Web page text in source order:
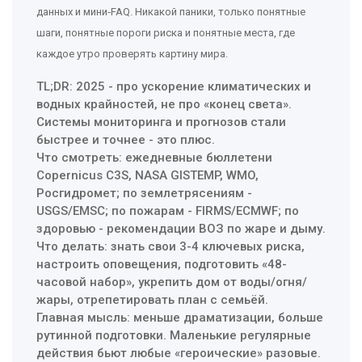
данных и мини‑FAQ. Никакой паники, только понятные
шаги, понятные пороги риска и понятные места, где
каждое утро проверять картину мира.
TL;DR: 2025 - про ускорение климатических и
водных крайностей, не про «конец света».
Системы мониторинга и прогнозов стали
быстрее и точнее - это плюс.
Что смотреть: ежедневные бюллетени
Copernicus C3S, NASA GISTEMP, WMO,
Росгидромет; по землетрясениям -
USGS/EMSC; по пожарам - FIRMS/ECMWF; по
здоровью - рекомендации ВОЗ по жаре и дыму.
Что делать: знать свои 3-4 ключевых риска,
настроить оповещения, подготовить «48-
часовой набор», укрепить дом от воды/огня/
жары, отрепетировать план с семьёй.
Главная мысль: меньше драматизации, больше
рутинной подготовки. Маленькие регулярные
действия бьют любые «героические» разовые.